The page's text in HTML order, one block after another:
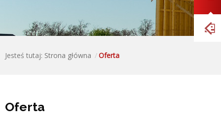
Kontakt
Jesteś tutaj: Strona główna Oferta
Oferta